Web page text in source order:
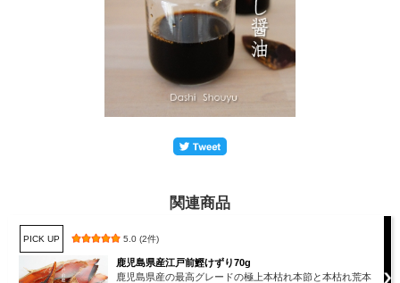
関連商品
PICK UP 5.0 (2件)
鹿児島県産江戸前鰹けずり70g
鹿児島県産の最高グレードの極上本枯れ本節と本枯れ荒本